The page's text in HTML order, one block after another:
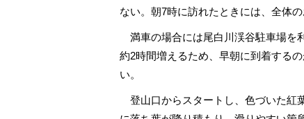
ない。朝7時に訪れたときには、全体
満車の場合には尾白川渓谷駐車場を
約2時間増えるため、早朝に到着する
い。
登山口からスタートし、色づいた紅